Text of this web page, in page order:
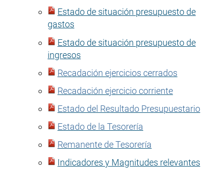
Estado de situación presupuesto de
gastos
Estado de situación presupuesto de
ingresos
Recadación ejercicios cerrados
Recadación ejercicio corriente
Estado del Resultado Presupuestario
Estado de la Tesorería
Remanente de Tesorería
Indicadores y Magnitudes relevantes